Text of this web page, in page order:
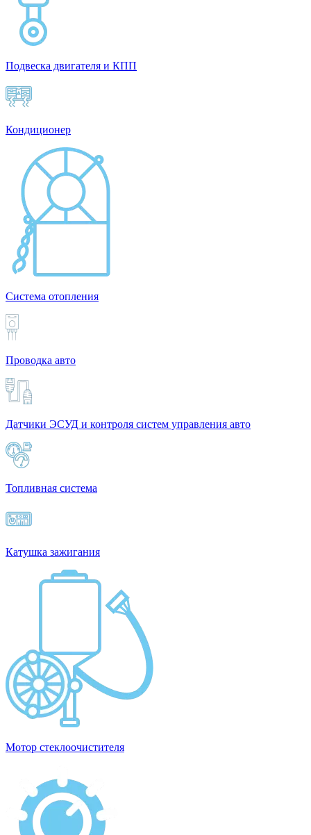
Подвеска двигателя и КПП
Кондиционер
Система отопления
Проводка авто
Датчики ЭСУД и контроля систем управления авто
Топливная система
Катушка зажигания
Мотор стеклоочистителя